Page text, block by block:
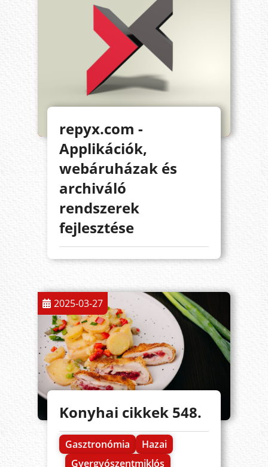
repyx.com -
Applikációk,
webáruházak és
archiváló
rendszerek
fejlesztése
2025-03-27
Konyhai cikkek 548.
Gasztronómia
Hazai
Gyergyószentmiklós